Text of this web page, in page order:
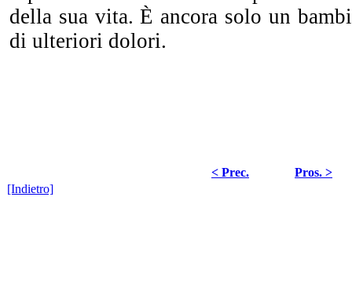
della sua vita. È ancora solo un
di ulteriori dolori.
< Prec.
Pros. >
[Indietro]